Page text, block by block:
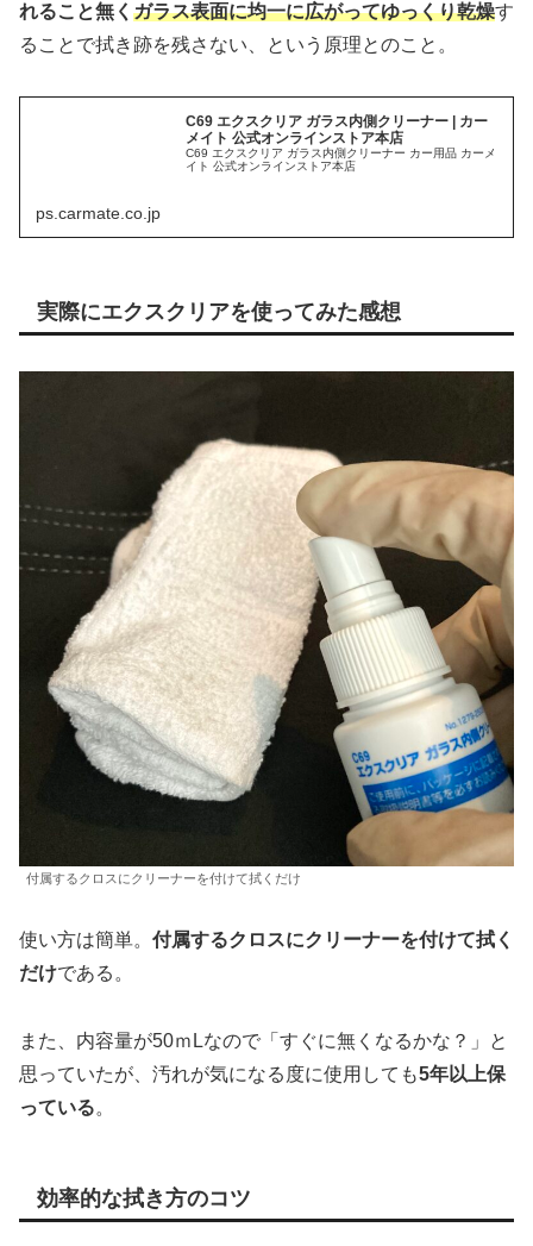
れること無く ガラス表面に均一に広がってゆっくり乾燥す
ることで拭き跡を残さない、という原理とのこと。
C69 エクスクリア ガラス内側クリーナー | カー
メイト 公式オンラインストア本店
C69 エクスクリア ガラス内側クリーナー カー用品 カーメ
イト 公式オンラインストア本店
ps.carmate.co.jp
実際にエクスクリアを使ってみた感想
付属するクロスにクリーナーを付けて拭くだけ
使い方は簡単。 付属するクロスにクリーナーを付けて拭く
だけである。
また、内容量が50ｍLなので「すぐに無くなるかな？」と
思っていたが、汚れが気になる度に使用しても5年以上保
っている。
効率的な拭き方のコツ